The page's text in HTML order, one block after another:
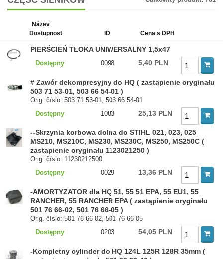
Název
Dostupnost
ID Cena s DPH
PIERŚCIEŃ TŁOKA UNIWERSALNY 1,5x47
Dostępny 0098 5,40 PLN
# Zawór dekompresyjny do HQ ( zastąpienie oryginału
503 71 53-01, 503 66 54-01 )
Orig. číslo: 503 71 53-01, 503 66 54-01
Dostępny
1083 25,13 PLN
--Skrzynia korbowa dolna do STIHL 021, 023, 025
MS210, MS210C, MS230, MS230C, MS250, MS250C (
zastąpienie oryginału 1123021250 )
Orig. číslo: 11230212500
Dostępny
0029 13,36 PLN
-AMORTYZATOR dla HQ 51, 55 51 EPA, 55 EU1, 55
RANCHER, 55 RANCHER EPA ( zastąpienie oryginału
501 76 66-02, 501 76 66-05 )
Orig. číslo: 501 76 66-02, 501 76 66-05
Dostępny
0203 54,05 PLN
-Kompletny cylinder do HQ 124L 125R 128R 35mm (